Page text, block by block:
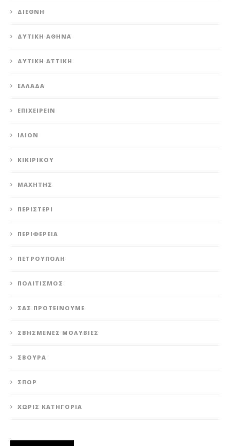
ΔΙΕΘΝΉ
ΔΥΤΙΚΉ ΑΘΉΝΑ
ΔΥΤΙΚΉ ΑΤΤΙΚΉ
ΕΛΛΆΔΑ
ΕΠΙΧΕΙΡΕΊΝ
ΊΛΙΟΝ
ΚΙΚΙΡΙΚΟΥ
ΜΑΧΗΤΗΣ
ΠΕΡΙΣΤΈΡΙ
ΠΕΡΙΦΈΡΕΙΑ
ΠΕΤΡΟΎΠΟΛΗ
ΠΟΛΙΤΙΣΜΌΣ
ΣΑΣ ΠΡΟΤΕΊΝΟΥΜΕ
ΣΒΗΣΜΈΝΕΣ ΜΟΛΥΒΙΈΣ
ΣΒΟΎΡΑ
ΣΠΟΡ
ΧΩΡΊΣ ΚΑΤΗΓΟΡΊΑ